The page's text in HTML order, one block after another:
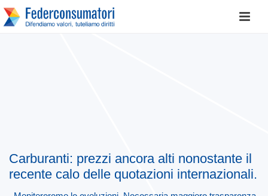
Carburanti: prezzi ancora alti nonostante il
recente calo delle quotazioni internazionali.